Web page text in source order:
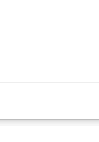
obsługi.